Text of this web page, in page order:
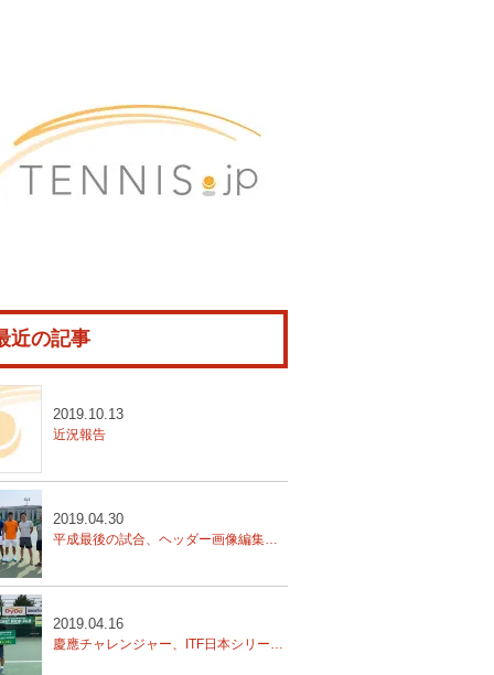
近の記事
近況報告
2019.10.13
平成最後の試合、ヘッダー画像編集のお礼
2019.04.30
慶應チャレンジャー、ITF日本シリーズ結果報告
2019.04.16